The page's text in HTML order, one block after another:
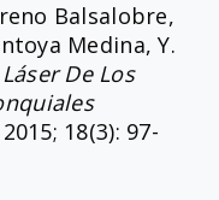
Balsalobre,
Medina, Y.
De Los
18(3): 97-